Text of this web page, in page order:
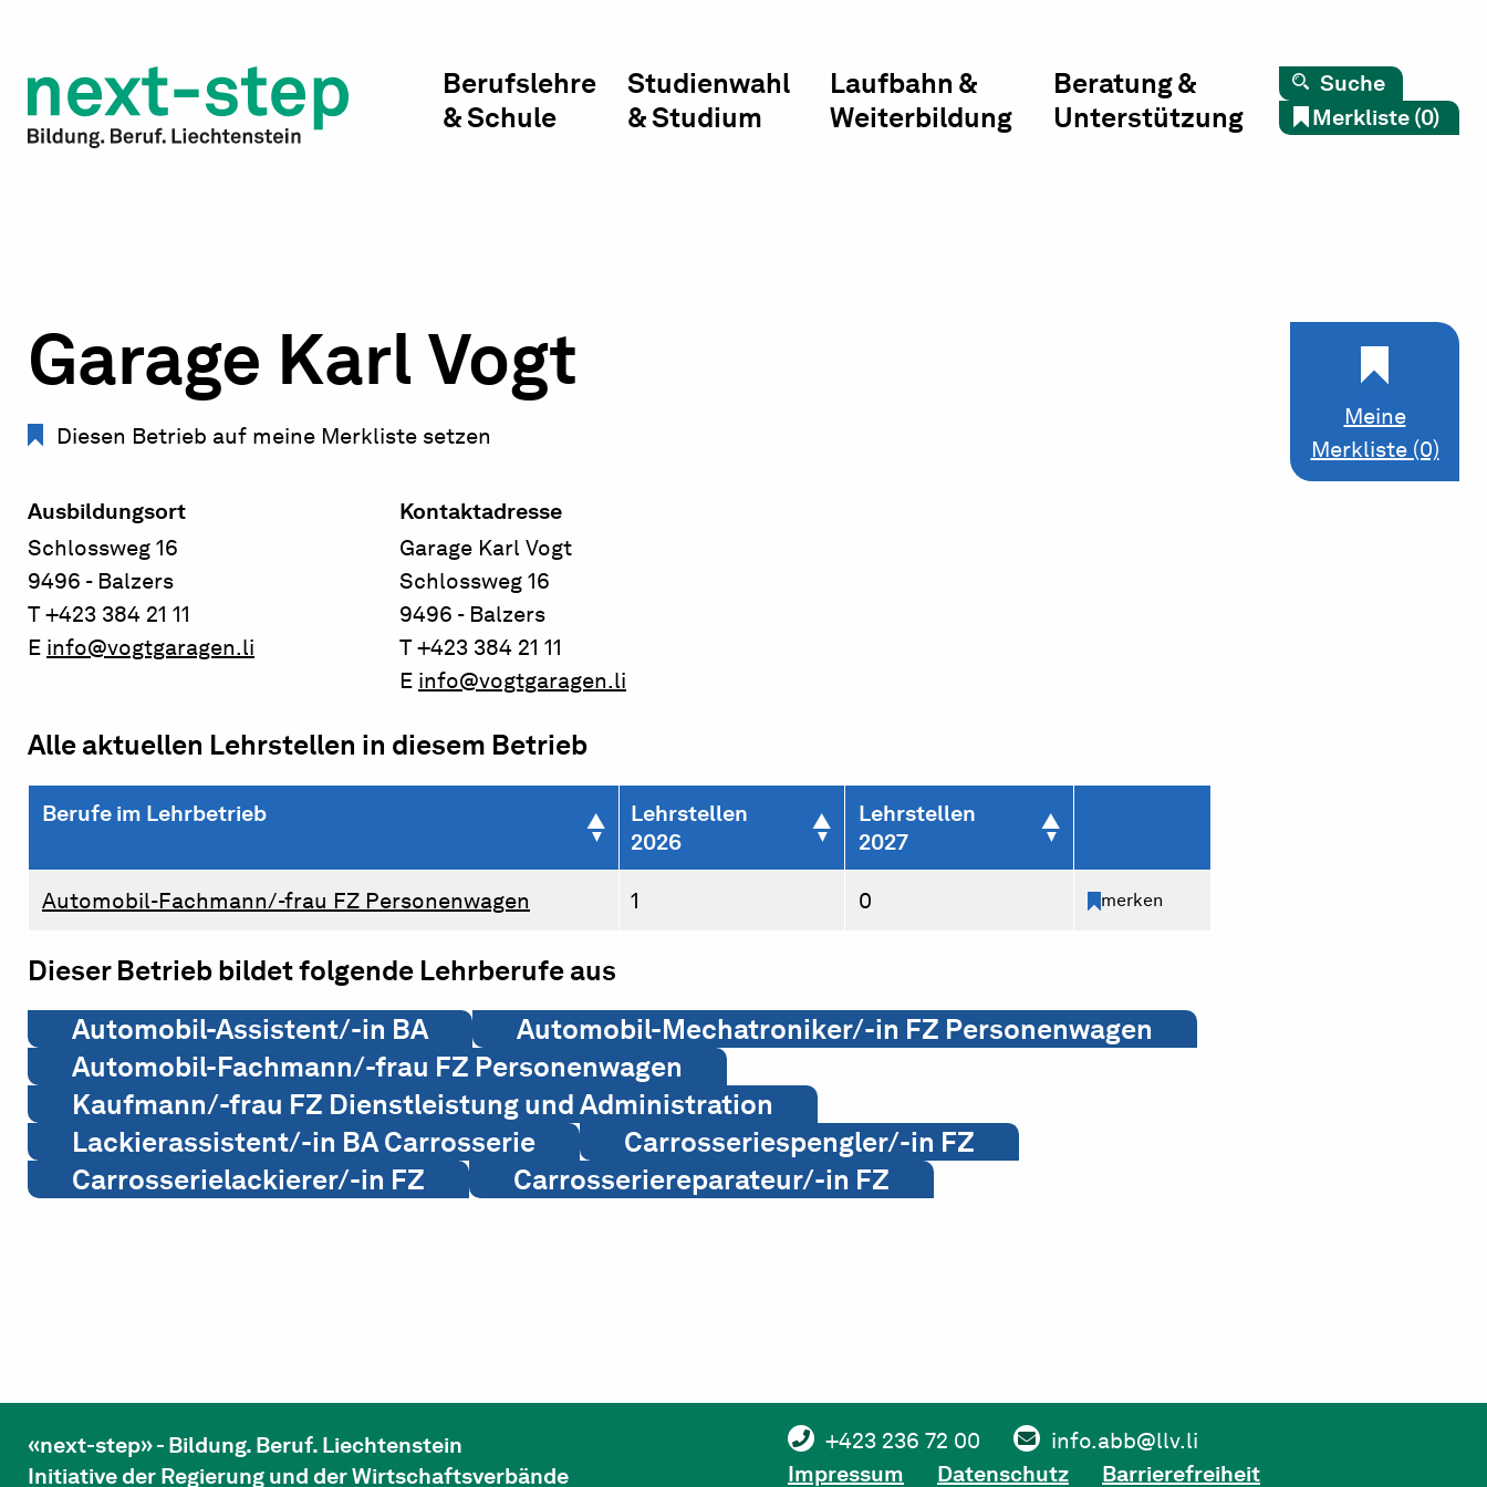
Laufbahn & Weiterbildung
Beratung & Unterstützung
Berufslehre
& Schule
Studienwahl
& Studium
Laufbahn &
Weiterbildung
Beratung &
Unterstützung
Suche
Merkliste (0)
Garage Karl Vogt
Diesen Betrieb auf meine Merkliste setzen
Ausbildungsort
Schlossweg 16
9496 - Balzers
T +423 384 21 11
E info@vogtgaragen.li
Kontaktadresse
Garage Karl Vogt
Schlossweg 16
9496 - Balzers
T +423 384 21 11
E info@vogtgaragen.li
Meine
Merkliste (0)
Alle aktuellen Lehrstellen in diesem Betrieb
Berufe im Lehrbetrieb
Lehrstellen
2026
Lehrstellen
2027
Automobil-Fachmann/-frau FZ Personenwagen 1 0 merken
Dieser Betrieb bildet folgende Lehrberufe aus
Automobil-Assistent/-in BA
Automobil-Mechatroniker/-in FZ Personenwagen
Automobil-Fachmann/-frau FZ Personenwagen
Kaufmann/-frau FZ Dienstleistung und Administration
Lackierassistent/-in BA Carrosserie
Carrosseriespengler/-in FZ
Carrosserielackierer/-in FZ
Carrosseriereparateur/-in FZ
«next-step» - Bildung. Beruf. Liechtenstein
Initiative der Regierung und der Wirtschaftsverbände
+423 236 72 00
info.abb@llv.li
Impressum
Datenschutz Barrierefreiheit